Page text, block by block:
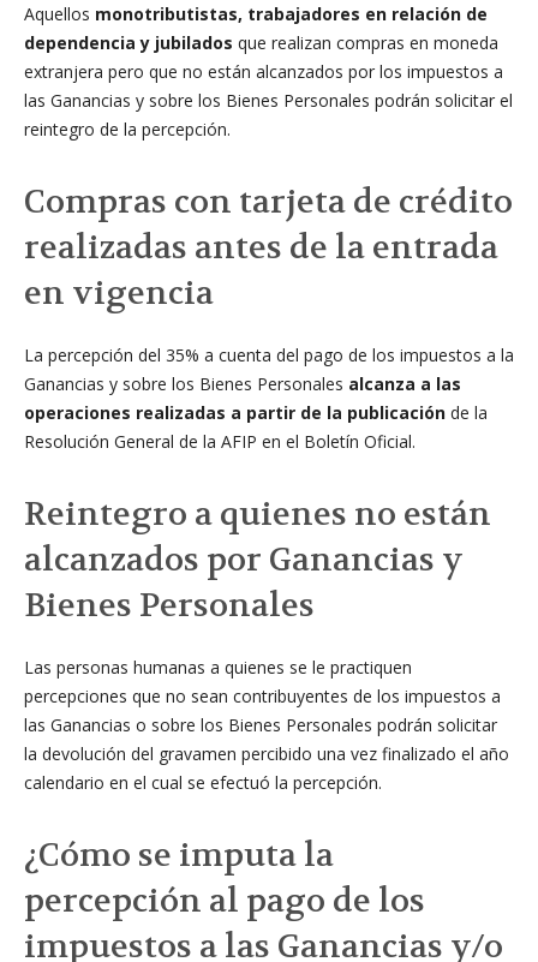
Aquellos monotributistas, trabajadores en relación de
dependencia y jubilados que realizan compras en moneda
extranjera pero que no están alcanzados por los impuestos a
las Ganancias y sobre los Bienes Personales podrán solicitar el
reintegro de la percepción.
Compras con tarjeta de crédito
realizadas antes de la entrada
en vigencia
La percepción del 35% a cuenta del pago de los impuestos a la
Ganancias y sobre los Bienes Personales alcanza a las
operaciones realizadas a partir de la publicación de la
Resolución General de la AFIP en el Boletín Oficial.
Reintegro a quienes no están
alcanzados por Ganancias y
Bienes Personales
Las personas humanas a quienes se le practiquen
percepciones que no sean contribuyentes de los impuestos a
las Ganancias o sobre los Bienes Personales podrán solicitar
la devolución del gravamen percibido una vez finalizado el año
calendario en el cual se efectuó la percepción.
¿Cómo se imputa la
percepción al pago de los
impuestos a las Ganancias y/o